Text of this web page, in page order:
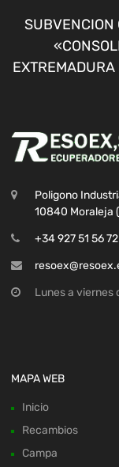
SUBVENCION
Poligono
10840 Moraleja
+34 927 51 56
Lunes a viernes
MAPA WEB
Inicio
Recambios
Campa